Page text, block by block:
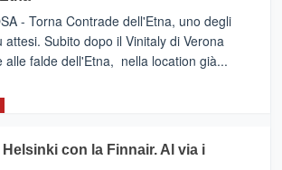
- Torna Contrade dell'Etna, uno degli
Subito dopo il Vinitaly di Verona
alle falde dell'Etna, nella location già...
Helsinki con la Finnair. Al via i